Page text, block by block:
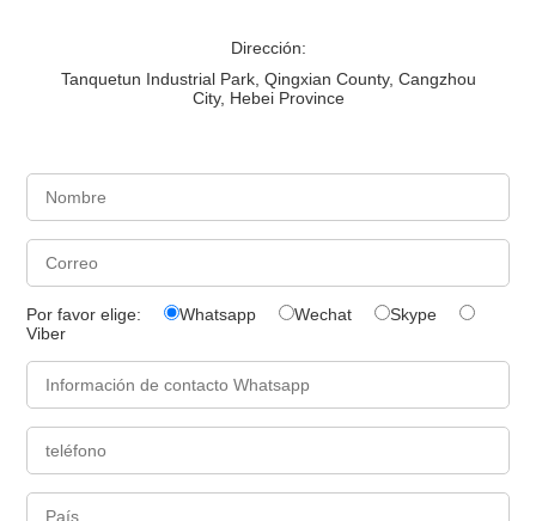
Dirección:
Tanquetun Industrial Park, Qingxian County, Cangzhou
City, Hebei Province
Por favor elige: Whatsapp Wechat
Skype
Viber